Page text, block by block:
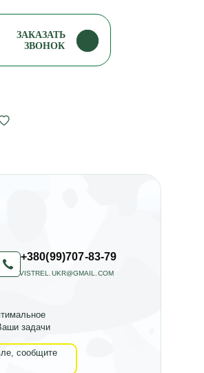
ЗАКАЗАТЬ
ЗВОНОК
+380(99)707-83-79
VISTREL.UKR@GMAIL.COM
задачи
сообщите